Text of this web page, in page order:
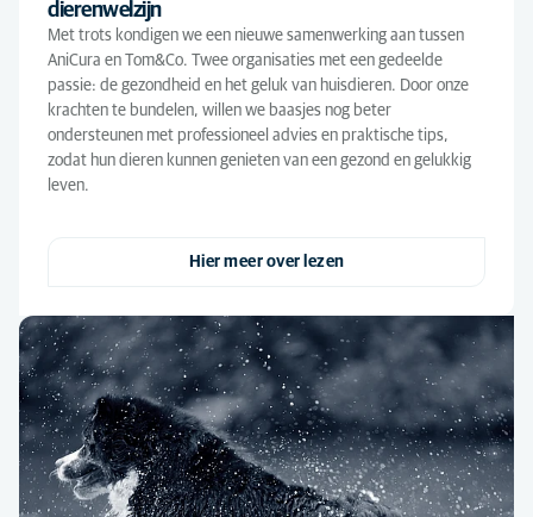
dierenwelzijn
Met trots kondigen we een nieuwe samenwerking aan tussen
AniCura en Tom&Co. Twee organisaties met een gedeelde
passie: de gezondheid en het geluk van huisdieren. Door onze
krachten te bundelen, willen we baasjes nog beter
ondersteunen met professioneel advies en praktische tips,
zodat hun dieren kunnen genieten van een gezond en gelukkig
leven.
Hier meer over lezen